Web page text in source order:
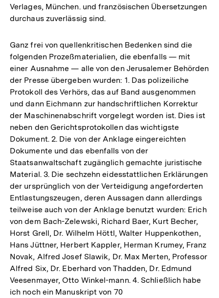
Verlages, München. und französischen Übersetzungen
durchaus zuverlässig sind.
Ganz frei von quellenkritischen Bedenken sind die
folgenden Prozeßmaterialien, die ebenfalls — mit
einer Ausnahme — alle von den Jerusalemer Behörden
der Presse übergeben wurden: 1. Das polizeiliche
Protokoll des Verhörs, das auf Band ausgenommen
und dann Eichmann zur handschriftlichen Korrektur
der Maschinenabschrift vorgelegt worden ist. Dies ist
neben den Gerichtsprotokollen das wichtigste
Dokument. 2. Die von der Anklage eingereichten
Dokumente und das ebenfalls von der
Staatsanwaltschaft zugänglich gemachte juristische
Material. 3. Die sechzehn eidesstattlichen Erklärungen
der ursprünglich von der Verteidigung angeforderten
Entlastungszeugen, deren Aussagen dann allerdings
teilweise auch von der Anklage benutzt wurden: Erich
von dem Bach-Zelewski, Richard Baer, Kurt Becher,
Horst Grell, Dr. Wilhelm Höttl, Walter Huppenkothen,
Hans Jüttner, Herbert Kappler, Herman Krumey, Franz
Novak, Alfred Josef Slawik, Dr. Max Merten, Professor
Alfred Six, Dr. Eberhard von Thadden, Dr. Edmund
Veesenmayer, Otto Winkel-mann. 4. Schließlich habe
ich noch ein Manuskript von 70